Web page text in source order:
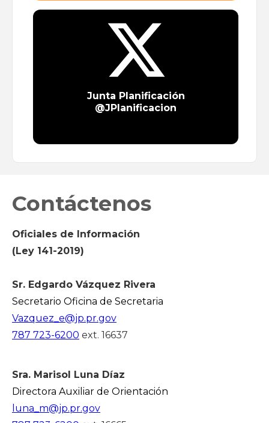
Junta Planificación
@JPlanificacion
Contáctenos
Oficiales de Información
(Ley 141-2019)
Sr. Edgardo Vázquez Rivera
Secretario Oficina de Secretaria
Vazquez_e@jp.pr.gov
787 723-6200 ext. 16637
Sra. Marisol Luna Díaz
Directora Auxiliar de Orientación
luna_m@jp.pr.gov